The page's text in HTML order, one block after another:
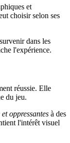
et
choisir selon ses
dans les
l'expérience.
réussie. Elle
du jeu.
oppressantes à des
l'intérêt visuel